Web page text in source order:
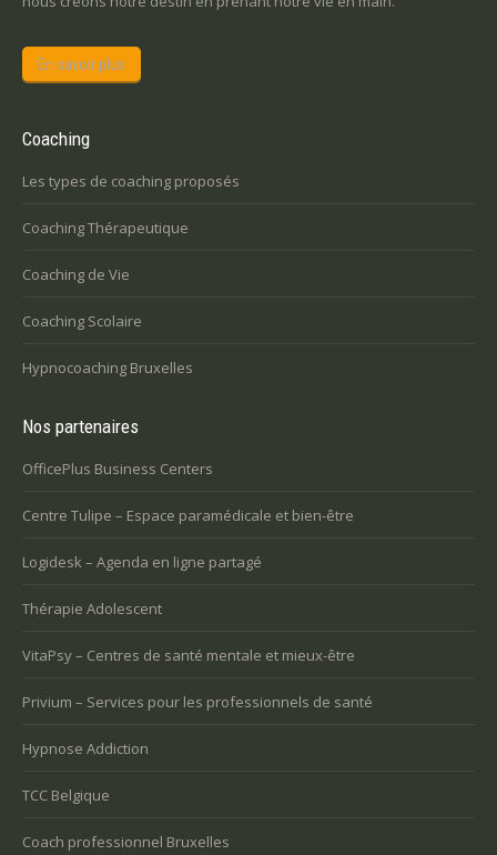
En savoir plus
Coaching
Les types de coaching proposés
Coaching Thérapeutique
Coaching de Vie
Coaching Scolaire
Hypnocoaching Bruxelles
Nos partenaires
OfficePlus Business Centers
Centre Tulipe – Espace paramédicale et bien-être
Logidesk – Agenda en ligne partagé
Thérapie Adolescent
VitaPsy – Centres de santé mentale et mieux-être
Privium – Services pour les professionnels de santé
Hypnose Addiction
TCC Belgique
Coach professionnel Bruxelles